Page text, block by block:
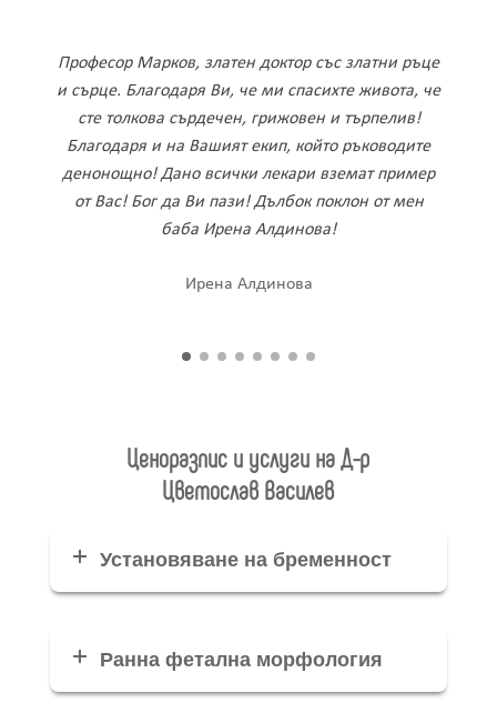
Людмила Георгиева
Професор Марков, златен доктор със златни ръце
и сърце. Благодаря Ви, че ми спасихте живота, че
сте толкова сърдечен, грижовен и търпелив!
Благодаря и на Вашият екип, който ръководите
денонощно! Дано всички лекари вземат пример
от Вас! Бог да Ви пази! Дълбок поклон от мен
баба Ирена Алдинова!
Ирена Алдинова
Елена Недкова
Ивелина Начева
Desislava Docheva
Dilyana Stoyanova Lalova
Людмила Георгиева
Ирена Алдинова
Ценоразпис и услуги наД-р
Цветослав Василев
Установяване на бременност
Ранна фетална морфология